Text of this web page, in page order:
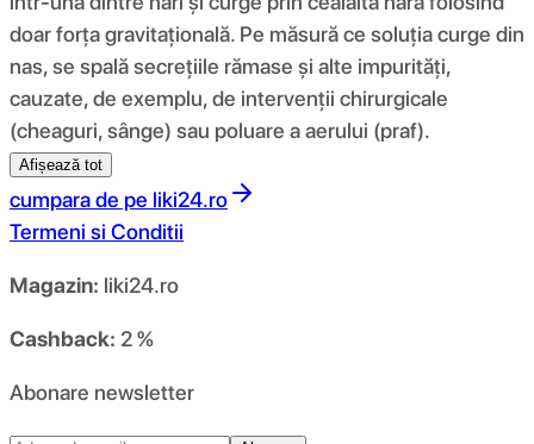
doar forța gravitațională. Pe măsură ce soluția curge din
nas, se spală secrețiile rămase și alte impurități,
cauzate, de exemplu, de intervenții chirurgicale
(cheaguri, sânge) sau poluare a aerului (praf).
Afișează tot
cumpara de pe liki24.ro
Termeni si Conditii
Magazin: liki24.ro
Cashback: 2 %
Abonare newsletter